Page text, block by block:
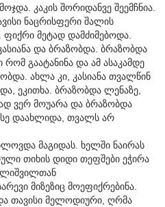
კაკის შორიდანვე შეემჩნია.
ნაცრისფერი შალის
ფიქრი მეტად დამძიმებოდა.
და ბრაზობდა. ბრაზობდა
გაატანინა და ამ ასაკამდე
ახლა კი, კასიანა თვალწინ
ეკითხა. ბრაზობდა ლენაზე,
ვერ მოუარა და ბრაზობდა
დაახლიდა, თვალს არ
მაგიდას. ხელში ნაირას
თიხის დიდი თეფშები ეჭირა
მიზეზიც მოეფიქრებინა.
თავისი მელოდიური, ღრმა